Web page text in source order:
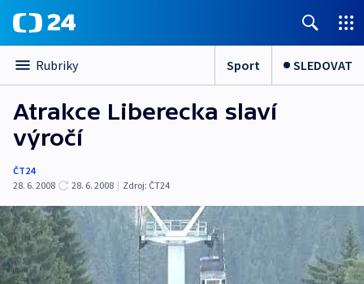
Rubriky Sport SLEDOVAT
Atrakce Liberecka slaví
výročí
ČT24
28. 6. 2008
28. 6. 2008 | Zdroj: ČT24